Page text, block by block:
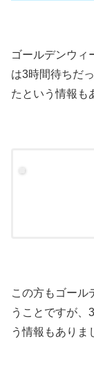
ゴールデンウィ
は3時間待ちだ
たという情報も
この方もゴール
うことですが、
う情報もありま